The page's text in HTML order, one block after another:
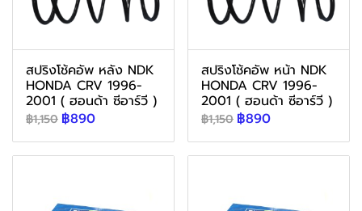
สปริงโช้คอัพ หลัง NDK
HONDA CRV 1996-
2001 ( ฮอนด้า ซีอาร์วี )
฿1,150 ฿890
สปริงโช้คอัพ หน้า NDK
HONDA CRV 1996-
2001 ( ฮอนด้า ซีอาร์วี )
฿1,150 ฿890